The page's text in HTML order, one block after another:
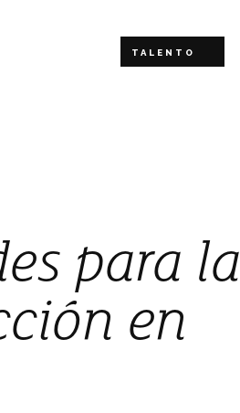
TALENTO
para la
en